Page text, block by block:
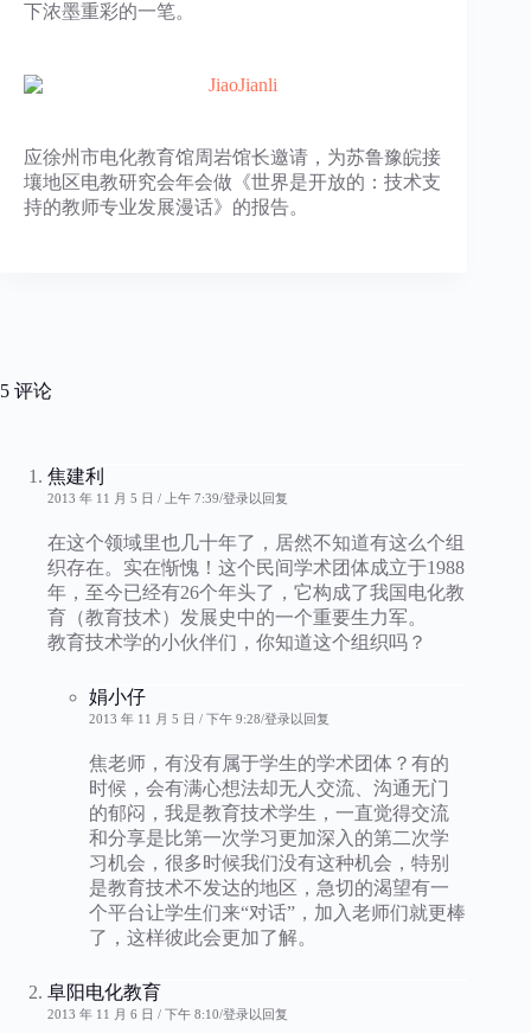
下浓墨重彩的一笔。
应徐州市电化教育馆周岩馆长邀请，为苏鲁豫皖接
壤地区电教研究会年会做《世界是开放的：技术支
持的教师专业发展漫话》的报告。
5 评论
焦建利
2013 年 11 月 5 日 / 上午 7:39 登录以回复
在这个领域里也几十年了，居然不知道有这么个组
织存在。实在惭愧！这个民间学术团体成立于1988
年，至今已经有26个年头了，它构成了我国电化教
育（教育技术）发展史中的一个重要生力军。
教育技术学的小伙伴们，你知道这个组织吗？
娟小仔
2013 年 11 月 5 日 / 下午 9:28 登录以回复
焦老师，有没有属于学生的学术团体？有的
时候，会有满心想法却无人交流、沟通无门
的郁闷，我是教育技术学生，一直觉得交流
和分享是比第一次学习更加深入的第二次学
习机会，很多时候我们没有这种机会，特别
是教育技术不发达的地区，急切的渴望有一
个平台让学生们来“对话”，加入老师们就更棒
了，这样彼此会更加了解。
阜阳电化教育
2013 年 11 月 6 日 / 下午 8:10 登录以回复